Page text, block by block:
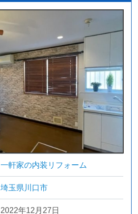
一軒家の内装リフォーム
埼玉県川口市
2022年12月27日